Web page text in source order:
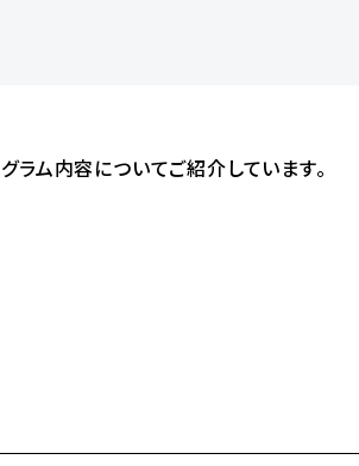
ラム内容についてご紹介しています。